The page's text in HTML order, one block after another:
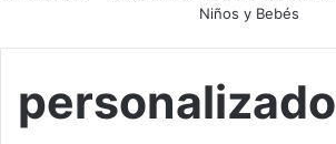
Niños y Bebés
personalizado